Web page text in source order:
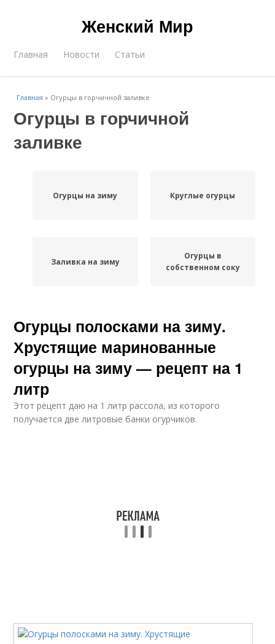
Женский Мир
Главная Новости Статьи
Главная » Огурцы в горчичной заливке
Огурцы в горчичной
заливке
Огурцы на зиму Круглые огурцы
Заливка на зиму
Огурцы в
собственном соку
Огурцы полосками на зиму.
Хрустящие маринованные
огурцы на зиму — рецепт на 1
литр
Этот рецепт даю на 1 литр рассола, из которого
получается две литровые банки огурчиков.